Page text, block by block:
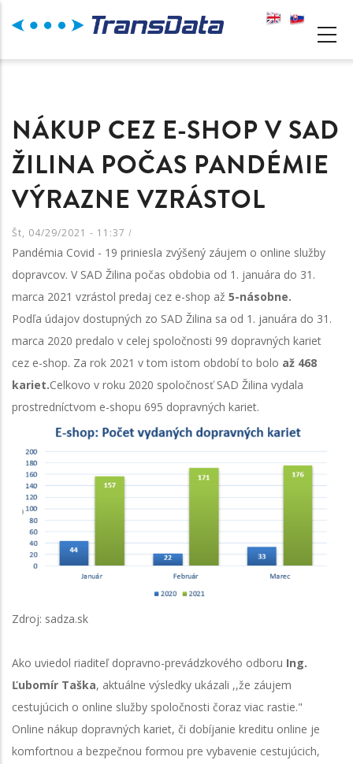
na
NAVIGATION
NÁKUP CEZ E-SHOP V SAD
ŽILINA POČAS PANDÉMIE
VÝRAZNE VZRÁSTOL
Št, 04/29/2021 - 11:37 /
Pandémia Covid - 19 priniesla zvýšený záujem o online služby
dopravcov. V SAD Žilina počas obdobia od 1. januára do 31.
marca 2021 vzrástol predaj cez e-shop až 5-násobne.
Podľa údajov dostupných zo SAD Žilina sa od 1. januára do 31.
marca 2020 predalo v celej spoločnosti 99 dopravných kariet
cez e-shop. Za rok 2021 v tom istom období to bolo až 468
kariet.Celkovo v roku 2020 spoločnosť SAD Žilina vydala
prostredníctvom e-shopu 695 dopravných kariet.
Zdroj: sadza.sk
Ako uviedol riaditeľ dopravno-prevádzkového odboru Ing.
Ľubomír Taška, aktuálne výsledky ukázali ,,že záujem
cestujúcich o online služby spoločnosti čoraz viac rastie."
Online nákup dopravných kariet, či dobíjanie kreditu online je
komfortnou a bezpečnou formou pre vybavenie cestujúcich,